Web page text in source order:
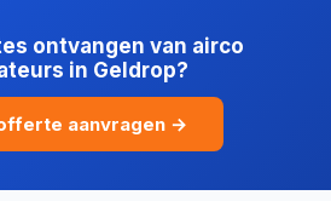
ontvangen van airco
in Geldrop?
aanvragen →